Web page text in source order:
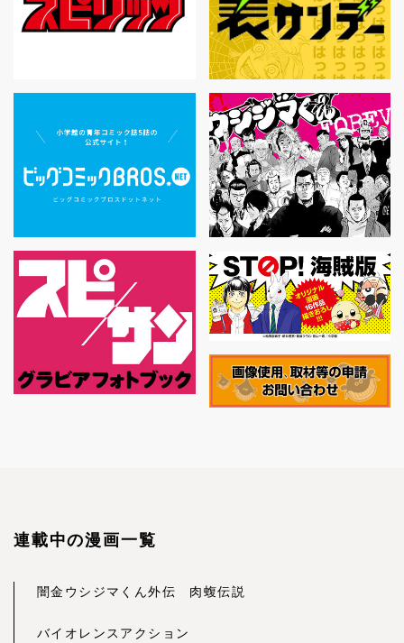
連載中の漫画一覧
闇金ウシジマくん外伝 肉蝮伝説
バイオレンスアクション